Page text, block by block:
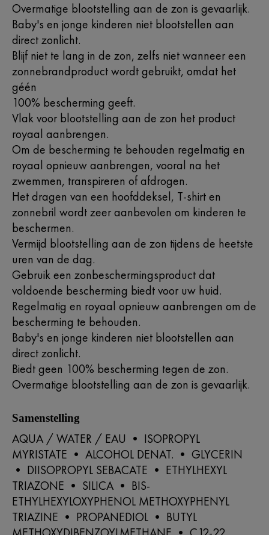
Overmatige blootstelling aan de zon is gevaarlijk.
Baby's en jonge kinderen niet blootstellen aan
direct zonlicht.
Blijf niet te lang in de zon, zelfs niet wanneer een
zonnebrandproduct wordt gebruikt, omdat het
géén
100% bescherming geeft.
Vlak voor blootstelling aan de zon het product
royaal aanbrengen.
Om de bescherming te behouden regelmatig en
royaal opnieuw aanbrengen, vooral na het
zwemmen, transpireren of afdrogen.
Het dragen van een hoofddeksel, T-shirt en
zonnebril wordt zeer aanbevolen om kinderen te
beschermen.
Vermijd blootstelling aan de zon tijdens de heetste
uren van de dag.
Gebruik een zonbeschermingsproduct dat
voldoende bescherming biedt voor uw huid.
Regelmatig en royaal opnieuw aanbrengen om de
bescherming te behouden.
Baby's en jonge kinderen niet blootstellen aan
direct zonlicht.
Biedt geen 100% bescherming tegen de zon.
Overmatige blootstelling aan de zon is gevaarlijk.
Samenstelling
AQUA / WATER / EAU • ISOPROPYL
MYRISTATE • ALCOHOL DENAT. • GLYCERIN
• DIISOPROPYL SEBACATE • ETHYLHEXYL
TRIAZONE • SILICA • BIS-
ETHYLHEXYLOXYPHENOL METHOXYPHENYL
TRIAZINE • PROPANEDIOL • BUTYL